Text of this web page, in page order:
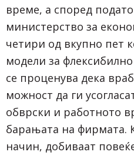
време, а според
министерство за
четири од вкупно пет
модели за
се проценува дека
можност да ги
обврски и работното
барањата на фирмата.
начин, добиваат